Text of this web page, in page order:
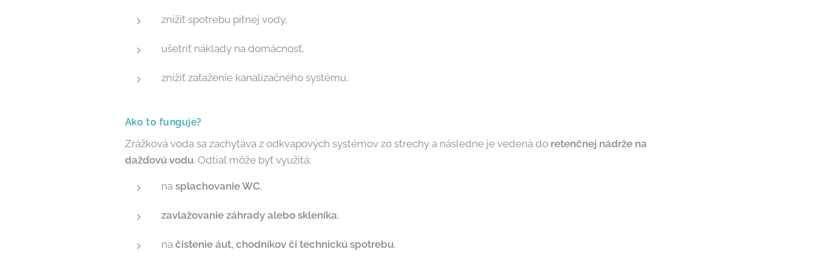
znížiť spotrebu pitnej vody,
ušetriť náklady na domácnosť,
znížiť zaťaženie kanalizačného systému.
Ako to funguje?
Zrážková voda sa zachytáva z odkvapových systémov zo strechy a následne je vedená do retenčnej nádrže na
dažďovú vodu. Odtiaľ môže byť využitá:
na splachovanie WC,
zavlažovanie záhrady alebo skleníka,
na čistenie áut, chodníkov či technickú spotrebu,